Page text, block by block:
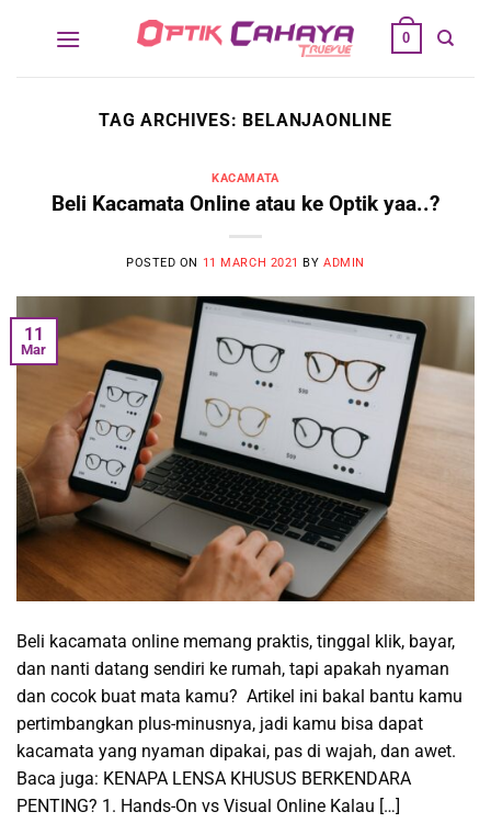
0
TAG ARCHIVES: BELANJAONLINE
KACAMATA
Beli Kacamata Online atau ke Optik yaa..?
POSTED ON 11 MARCH 2021 BYADMIN
11
Mar
Beli kacamata online memang praktis, tinggal klik, bayar,
dan nanti datang sendiri ke rumah, tapi apakah nyaman
dan cocok buat mata kamu? Artikel ini bakal bantu kamu
pertimbangkan plus-minusnya, jadi kamu bisa dapat
kacamata yang nyaman dipakai, pas di wajah, dan awet.
Baca juga: KENAPA LENSA KHUSUS BERKENDARA
PENTING? 1. Hands-On vs Visual Online Kalau […]